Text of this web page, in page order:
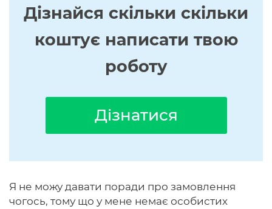
Дізнайся скільки скільки
коштує написати твою
роботу
Дізнатися
Я не можу давати поради про замовлення
чогось, тому що у мене немає особистих